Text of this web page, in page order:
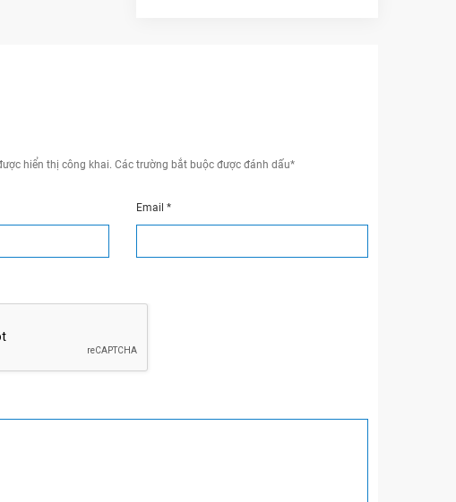
hiển thị công khai. Các trường bắt buộc được đánh dấu*
Email *